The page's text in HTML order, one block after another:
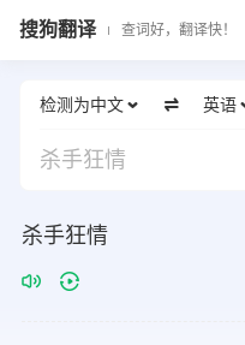
搜狗翻译 查词好，翻译快！
检测为中文 英语
杀手狂情
杀手狂情